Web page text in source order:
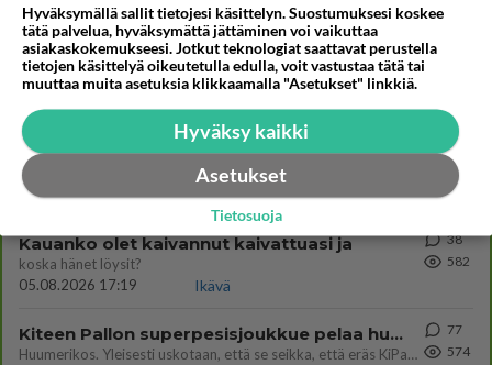
06.08.2026 09:02
Maailman menoa
Onko kaivattusi
Kummallinen jossakin suhteessa?
Ikävä
Mies, olenko ymmärtänyt oikein?
05.08.2026 11:40
Ikävä
72
598
Kauanko olet kaivannut kaivattuasi ja
koska hänet löysit?
05.08.2026 17:19
Ikävä
38
582
Kiteen Pallon superpesisjoukkue pelaa huumeiden vaikutuksen alaisena
Huumerikos. Yleisesti uskotaan, että se seikka, että eräs KiPan pelaaja kärähtää huumeista, on vain jäävuoren huippu. M
77
574
Hyväksymällä sallit tietojesi käsittelyn. Suostumuksesi koskee
tätä palvelua, hyväksymättä jättäminen voi vaikuttaa
asiakaskokemukseesi. Jotkut teknologiat saattavat perustella
tietojen käsittelyä oikeutetulla edulla, voit vastustaa tätä tai
muuttaa muita asetuksia klikkaamalla "Asetukset" linkkiä.
Hyväksy kaikki
Asetukset
Tietosuoja